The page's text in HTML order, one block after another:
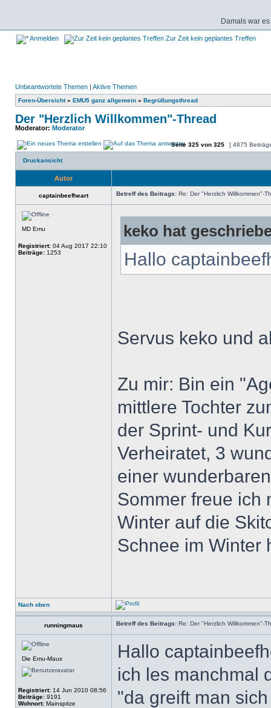
Damals war
Anmelden Zur Zeit kein geplantes Treffen
Unbeantwortete Themen | Aktive Themen
Foren-Übersicht» EMU5 ganz allgemein » Begrüßungsthread
Der "Herzlich Willkommen"-Thread
Moderator: Moderator
Seite 325 von 325 [ 4875
Druckansicht
Autor
captainbeefheart Betreff des Beitrags: Re: Der "Herzlich Willkommen"-
MD Emu
Registriert: 04 Aug 2017 22:10
Beiträge: 1253
keko hat
Hallo
Servus keko und
Zu mir: Bin ein
mittlere Tochter
der Sprint- und
Verheiratet, 3
einer
Sommer freue ich
Winter auf die
Schnee im Winter
Nach oben
runningmaus Betreff des Beitrags: Re: Der "Herzlich Willkommen"-
Die Emu-Maus
Registriert: 14 Jun 2010 08:56
Beiträge: 9191
Wohnort: Mainspitze
Hallo
ich les manchmal
"da greift man